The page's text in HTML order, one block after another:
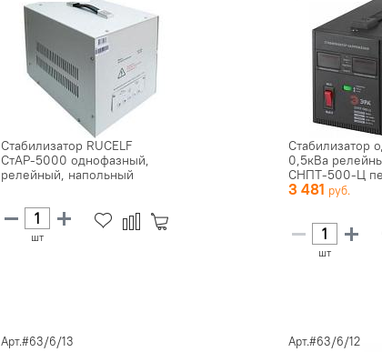
Стабилизатор RUCELF
СтАР-5000 однофазный,
релейный, напольный
шт
Стабилизатор
0,5кВа
СНПТ-500-Ц
3 481
шт
Арт.#63/6/13 Арт.#63/6/12